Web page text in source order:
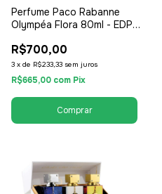
Perfume Paco Rabanne
Olympéa Flora 80ml - EDP
Feminino
R$700,00
3 x de R$233,33 sem juros
R$665,00 com Pix